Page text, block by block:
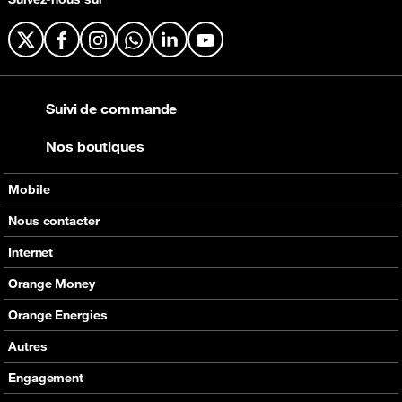
X FacebookInstagramWhatsApp
LinkedInYouTube
Mobile
Nos offres
Nos produits
Assistance
Nous contacter
Tous les contacts
En boutique
Internet
Nos offres
Nos produits
Assistance
Orange Money
Carte Visa Orange Money
Devenir partenaire Orange Money
Assistance
Orange Energies
Offres
Autres
SVA
Engagement
Suivi de commande
Nos boutiques